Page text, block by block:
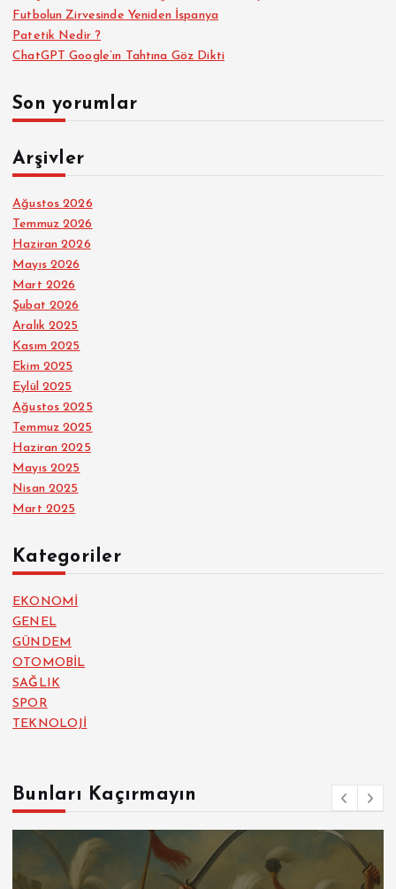
Futbolun Zirvesinde Yeniden İspanya
Patetik Nedir ?
ChatGPT Google’ın Tahtına Göz Dikti
Son yorumlar
Arşivler
Ağustos 2026
Temmuz 2026
Haziran 2026
Mayıs 2026
Mart 2026
Şubat 2026
Aralık 2025
Kasım 2025
Ekim 2025
Eylül 2025
Ağustos 2025
Temmuz 2025
Haziran 2025
Mayıs 2025
Nisan 2025
Mart 2025
Kategoriler
EKONOMİ
GENEL
GÜNDEM
OTOMOBİL
SAĞLIK
SPOR
TEKNOLOJİ
Bunları Kaçırmayın